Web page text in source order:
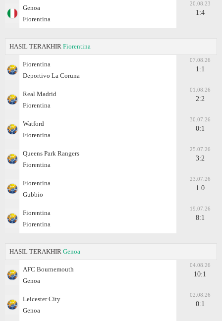
Genoa
Fiorentina
20.08.23
1:4
HASIL TERAKHIR Fiorentina
Fiorentina
Deportivo La Coruna
07.08.26
1:1
Real Madrid
Fiorentina
01.08.26
2:2
Watford
Fiorentina
30.07.26
0:1
Queens Park Rangers
Fiorentina
25.07.26
3:2
Fiorentina
Gubbio
23.07.26
1:0
Fiorentina
Fiorentina
19.07.26
8:1
HASIL TERAKHIR Genoa
AFC Bournemouth
Genoa
04.08.26
10:1
Leicester City
Genoa
02.08.26
0:1